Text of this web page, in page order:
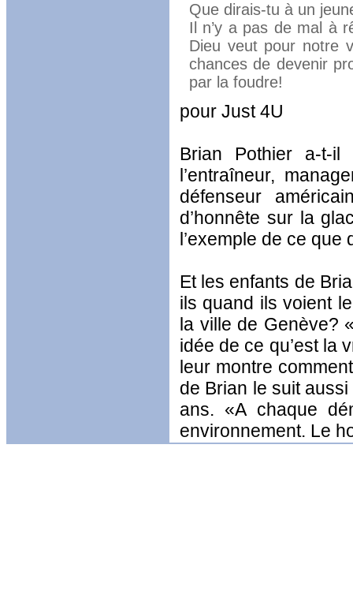
Que dirais-tu à un
Il n’y a pas de mal à
Dieu veut pour notre
chances de devenir
par la foudre!
pour Just 4U
Brian Pothier a-t-
l’entraîneur,
défenseur
d’honnête sur la
l’exemple de ce
Et les enfants de
ils quand ils voient
la ville de Genève?
idée de ce qu’est la
leur montre
de Brian le suit
ans. «A chaque
environnement. Le